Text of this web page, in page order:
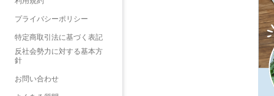
プライバシーポリシー
特定商取引法に基づく表記
反社会勢力に対する基本方
針
お問い合わせ